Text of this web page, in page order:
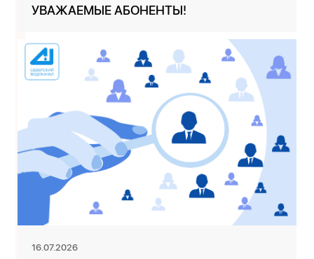
УВАЖАЕМЫЕ АБОНЕНТЫ!
16.07.2026